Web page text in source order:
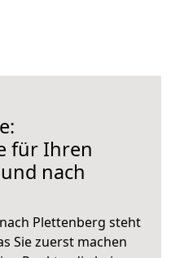
für Ihren
nach
Plettenberg steht
Sie zuerst machen